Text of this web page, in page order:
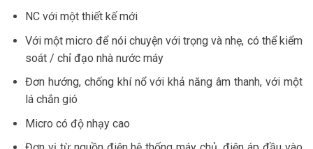
NC với một thiết kế mới
Với một micro để nói chuyện với trọng và nhẹ, có thể kiểm
soát / chỉ đạo nhà nước máy
Đơn hướng, chống khí nổ với khả năng âm thanh, với một
lá chắn gió
Micro có độ nhạy cao